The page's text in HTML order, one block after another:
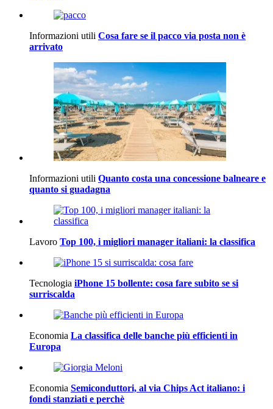
Informazioni utili Cosa fare se il pacco via posta non è
arrivato
Informazioni utili Quanto costa una concessione balneare e
quanto si guadagna
Lavoro Top 100, i migliori manager italiani: la classifica
Tecnologia iPhone 15 bollente: cosa fare subito se si
surriscalda
Economia La classifica delle banche più efficienti in
Europa
Economia Semiconduttori, al via Chips Act italiano: i
fondi stanziati e perchè